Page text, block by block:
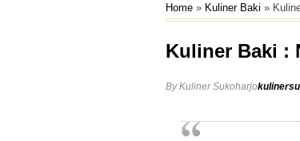
Kuliner Baki
Kuliner Sukoharjo Posted
Home » Kuliner Baki »
Kuliner Baki :
By Kuliner Sukoharjo